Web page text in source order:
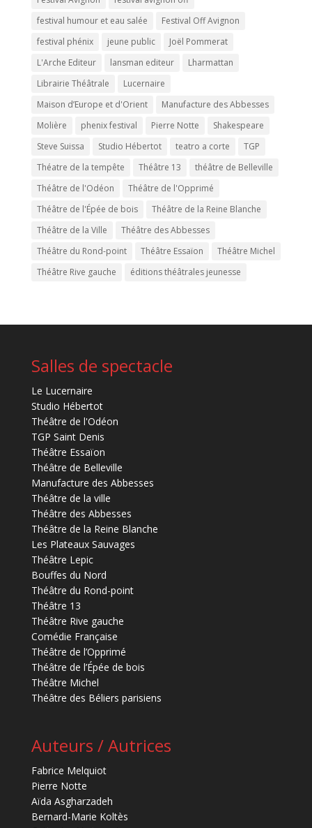
festival humour et eau salée
Festival Off Avignon
festival phénix
jeune public
Joël Pommerat
L'Arche Editeur
lansman editeur
Lharmattan
Librairie Théâtrale
Lucernaire
Maison d’Europe et d'Orient
Manufacture des Abbesses
Molière
phenix festival Pierre Notte
Shakespeare
Steve Suissa
Studio Hébertot teatro a corte
TGP
Théatre de la tempête
Théâtre 13
théâtre de Belleville
Théâtre de l'Odéon
Théâtre de l'Opprimé
Théâtre de l'Épée de bois
Théâtre de la Reine Blanche
Théâtre de la Ville
Théâtre des Abbesses
Théâtre du Rond-point
Théâtre Essaïon
Théâtre Michel
Théâtre Rive gauche
éditions théâtrales jeunesse
Salles de spectacle
Le Lucernaire
Studio Hébertot
Théâtre de l'Odéon
TGP Saint Denis
Théâtre Essaïon
Théâtre de Belleville
Manufacture des Abbesses
Théâtre de la ville
Théâtre des Abbesses
Théâtre de la Reine Blanche
Les Plateaux Sauvages
Théâtre Lepic
Bouffes du Nord
Théâtre du Rond-point
Théâtre 13
Théâtre Rive gauche
Comédie Française
Théâtre de l’Opprimé
Théâtre de l’Épée de bois
Théâtre Michel
Théâtre des Béliers parisiens
Auteurs / Autrices
Fabrice Melquiot
Pierre Notte
Aïda Asgharzadeh
Bernard-Marie Koltès